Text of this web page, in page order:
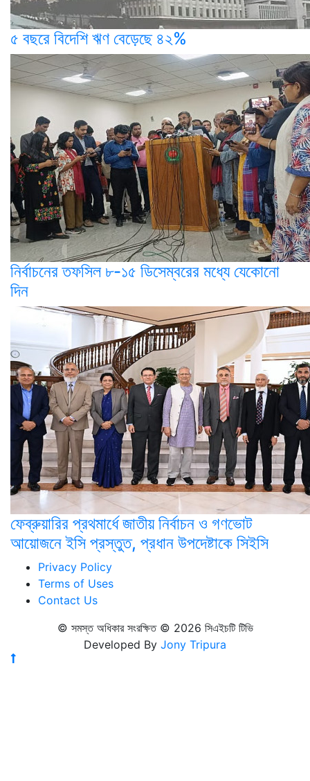
৫ বছরে বিদেশি ঋণ বেড়েছে ৪২%
নির্বাচনের তফসিল ৮-১৫ ডিসেম্বরের মধ্যে যেকোনো
দিন
ফেব্রুয়ারির প্রথমার্ধে জাতীয় নির্বাচন ও গণভোট
আয়োজনে ইসি প্রস্তুত, প্রধান উপদেষ্টাকে সিইসি
Privacy Policy
Terms of Uses
Contact Us
© সমস্ত অধিকার সংরক্ষিত © 2026 সিএইচটি টিভি
Developed By Jony Tripura